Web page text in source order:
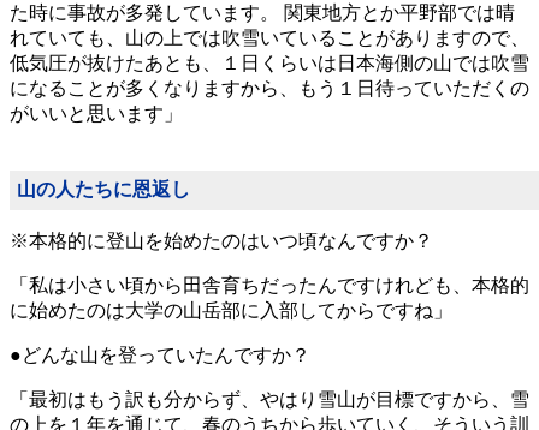
た時に事故が多発しています。 関東地方とか平野部では晴
れていても、山の上では吹雪いていることがありますので、
低気圧が抜けたあとも、１日くらいは日本海側の山では吹雪
になることが多くなりますから、もう１日待っていただくの
がいいと思います」
山の人たちに恩返し
※本格的に登山を始めたのはいつ頃なんですか？
「私は小さい頃から田舎育ちだったんですけれども、本格的
に始めたのは大学の山岳部に入部してからですね」
●どんな山を登っていたんですか？
「最初はもう訳も分からず、やはり雪山が目標ですから、雪
の上を１年を通じて、春のうちから歩いていく、そういう訓